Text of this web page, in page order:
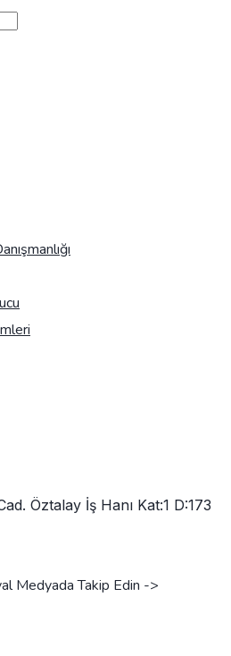
Öztalay İş Hanı Kat:1 D:173
Medyada Takip Edin ->